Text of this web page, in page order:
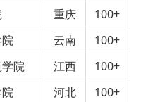
重庆
100+
云南
100+
院 江西
100+
河北
100+